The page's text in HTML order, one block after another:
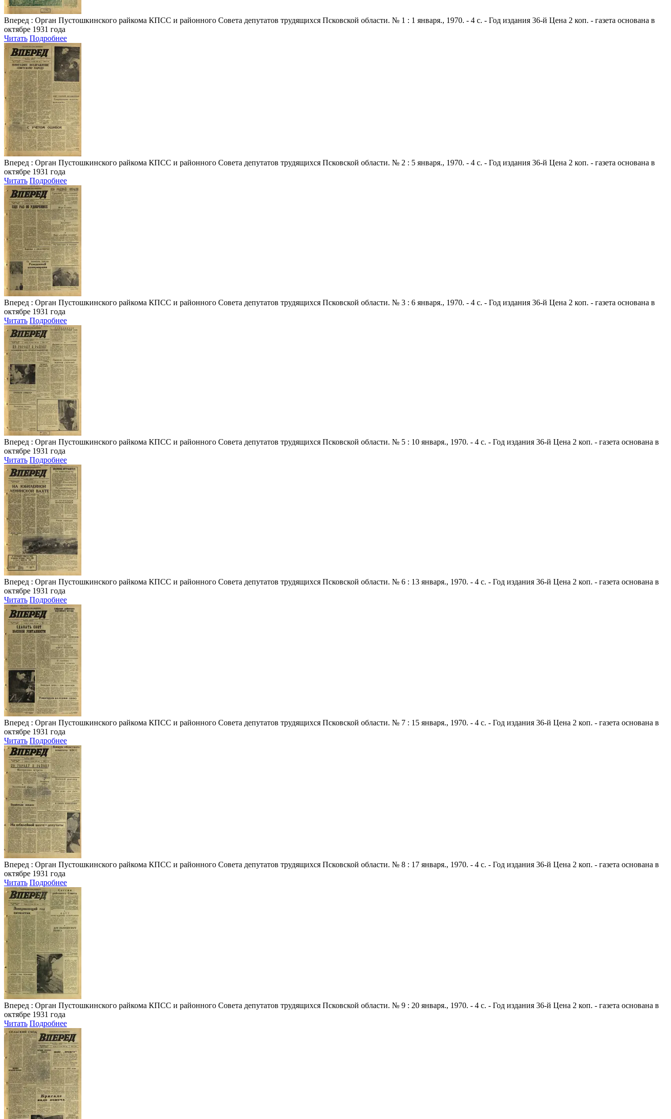
Вперед : Орган Пустошкинского райкома КПСС и районного Совета депутатов трудящихся Псковской области. № 1 : 1 января., 1970. - 4 с. - Год издания 36-й Цена 2 коп. - газета основана в
октябре 1931 года
Читать Подробнее
Вперед : Орган Пустошкинского райкома КПСС и районного Совета депутатов трудящихся Псковской области. № 2 : 5 января., 1970. - 4 с. - Год издания 36-й Цена 2 коп. - газета основана в
октябре 1931 года
Читать Подробнее
Вперед : Орган Пустошкинского райкома КПСС и районного Совета депутатов трудящихся Псковской области. № 3 : 6 января., 1970. - 4 с. - Год издания 36-й Цена 2 коп. - газета основана в
октябре 1931 года
Читать Подробнее
Вперед : Орган Пустошкинского райкома КПСС и районного Совета депутатов трудящихся Псковской области. № 5 : 10 января., 1970. - 4 с. - Год издания 36-й Цена 2 коп. - газета основана в
октябре 1931 года
Читать Подробнее
Вперед : Орган Пустошкинского райкома КПСС и районного Совета депутатов трудящихся Псковской области. № 6 : 13 января., 1970. - 4 с. - Год издания 36-й Цена 2 коп. - газета основана в
октябре 1931 года
Читать Подробнее
Вперед : Орган Пустошкинского райкома КПСС и районного Совета депутатов трудящихся Псковской области. № 7 : 15 января., 1970. - 4 с. - Год издания 36-й Цена 2 коп. - газета основана в
октябре 1931 года
Читать Подробнее
Вперед : Орган Пустошкинского райкома КПСС и районного Совета депутатов трудящихся Псковской области. № 8 : 17 января., 1970. - 4 с. - Год издания 36-й Цена 2 коп. - газета основана в
октябре 1931 года
Читать Подробнее
Вперед : Орган Пустошкинского райкома КПСС и районного Совета депутатов трудящихся Псковской области. № 9 : 20 января., 1970. - 4 с. - Год издания 36-й Цена 2 коп. - газета основана в
октябре 1931 года
Читать Подробнее